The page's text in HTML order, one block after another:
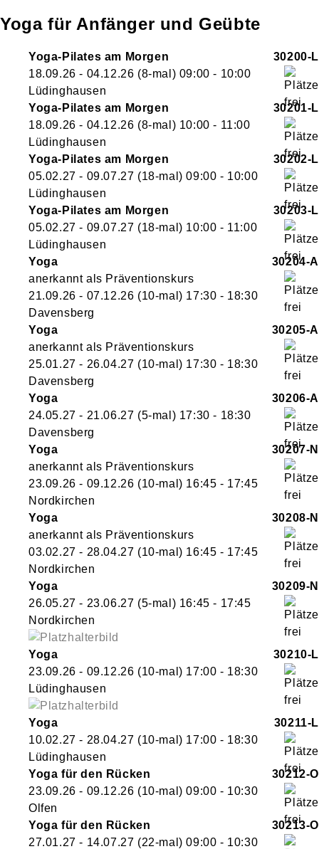
Yoga für Anfänger und Geübte
Yoga-Pilates am Morgen
30200-L
18.09.26 - 04.12.26 (8-mal) 09:00 - 10:00
Lüdinghausen
Yoga-Pilates am Morgen
30201-L
18.09.26 - 04.12.26 (8-mal) 10:00 - 11:00
Lüdinghausen
Yoga-Pilates am Morgen
30202-L
05.02.27 - 09.07.27 (18-mal)09:00 - 10:00
Lüdinghausen
Yoga-Pilates am Morgen
30203-L
05.02.27 - 09.07.27 (18-mal) 10:00 - 11:00
Lüdinghausen
Yoga
30204-A
anerkannt als Präventionskurs
21.09.26 - 07.12.26 (10-mal) 17:30 - 18:30
Davensberg
Yoga
30205-A
anerkannt als Präventionskurs
25.01.27 - 26.04.27 (10-mal) 17:30 - 18:30
Davensberg
Yoga
30206-A
24.05.27 - 21.06.27 (5-mal) 17:30 - 18:30
Davensberg
Yoga
30207-N
anerkannt als Präventionskurs
23.09.26 - 09.12.26 (10-mal) 16:45 - 17:45
Nordkirchen
Yoga
30208-N
anerkannt als Präventionskurs
03.02.27 - 28.04.27 (10-mal) 16:45 - 17:45
Nordkirchen
Yoga
30209-N
26.05.27 - 23.06.27 (5-mal) 16:45 - 17:45
Nordkirchen
Yoga
30210-L
23.09.26 - 09.12.26 (10-mal) 17:00 - 18:30
Lüdinghausen
Yoga
30211-L
10.02.27 - 28.04.27 (10-mal) 17:00 - 18:30
Lüdinghausen
Yoga für den Rücken
30212-O
23.09.26 - 09.12.26 (10-mal)09:00 - 10:30
Olfen
Yoga für den Rücken
30213-O
27.01.27 - 14.07.27 (22-mal)09:00 - 10:30